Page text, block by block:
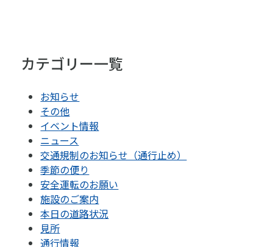
カテゴリー一覧
お知らせ
その他
イベント情報
ニュース
交通規制のお知らせ（通行止め）
季節の便り
安全運転のお願い
施設のご案内
本日の道路状況
見所
通行情報